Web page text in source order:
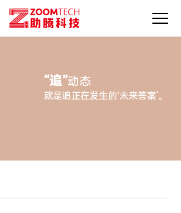
“追”动态
就是追正在发生的‘未来答案’。